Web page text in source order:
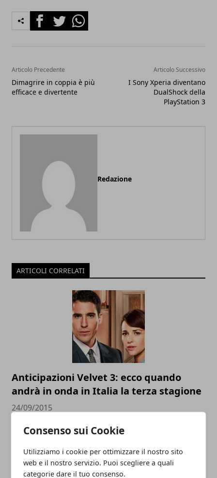
Consenso sui Cookie
Utilizziamo i cookie per ottimizzare il nostro sito
web e il nostro servizio. Puoi scegliere a quali
categorie dare il tuo consenso.
FacebookTwitterWhatsapp
Articolo Precedente
Dimagrire in coppia è più
efficace e divertente
Articolo Successivo
I Sony Xperia diventano
DualShock della
PlayStation 3
Redazione
ARTICOLI CORRELATI
Anticipazioni Velvet 3: ecco quando
andrà in onda in Italia la terza stagione
24/09/2015